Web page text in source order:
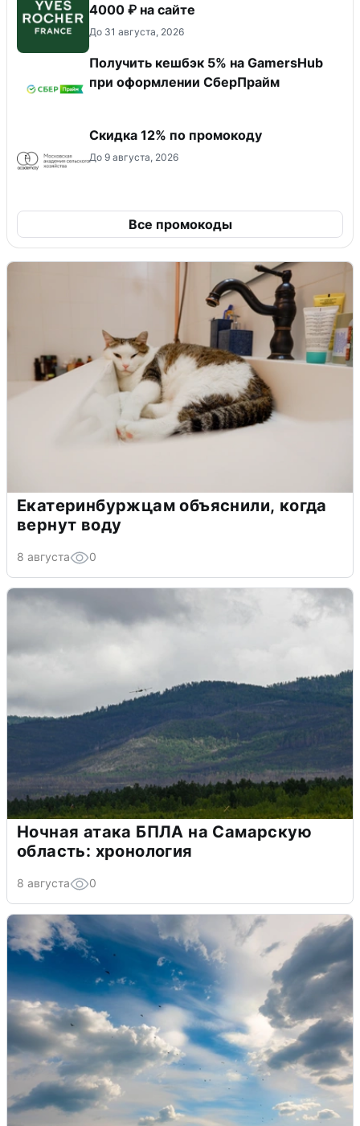
4000 ₽ на сайте
До 31 августа, 2026
Получить кешбэк 5% на GamersHub
при оформлении СберПрайм
Скидка 12% по промокоду
До 9 августа, 2026
Все промокоды
Екатеринбуржцам объяснили, когда
вернут воду
8 августа 0
Ночная атака БПЛА на Самарскую
область: хронология
8 августа 0